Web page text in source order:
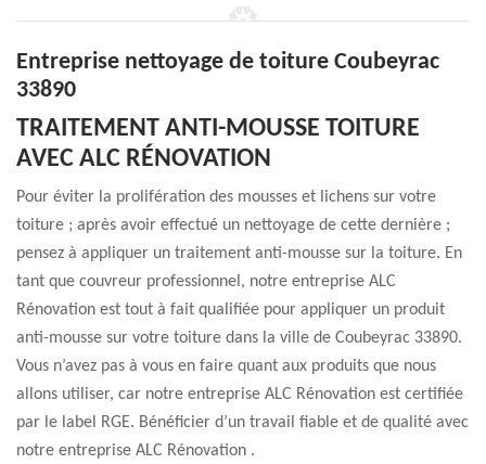
Entreprise nettoyage de toiture Coubeyrac
33890
TRAITEMENT ANTI-MOUSSE TOITURE
AVEC ALC RÉNOVATION
Pour éviter la prolifération des mousses et lichens sur votre
toiture ; après avoir effectué un nettoyage de cette dernière ;
pensez à appliquer un traitement anti-mousse sur la toiture. En
tant que couvreur professionnel, notre entreprise ALC
Rénovation est tout à fait qualifiée pour appliquer un produit
anti-mousse sur votre toiture dans la ville de Coubeyrac 33890.
Vous n’avez pas à vous en faire quant aux produits que nous
allons utiliser, car notre entreprise ALC Rénovation est certifiée
par le label RGE. Bénéficier d’un travail fiable et de qualité avec
notre entreprise ALC Rénovation .